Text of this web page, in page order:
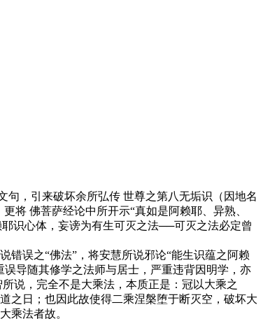
，引来破坏余所弘传 世尊之第八无垢识（因地名
将 佛菩萨经论中所开示“真如是阿赖耶、异熟、
识心体，妄谤为有生可灭之法──可灭之法必定曾
误之“佛法”，将安慧所说邪论“能生识蕴之阿赖
导随其修学之法师与居士，严重违背因明学，亦
说，完全不是大乘法，本质正是：冠以大乘之
之日；也因此故使得二乘涅槃堕于断灭空，破坏大
乘法者故。